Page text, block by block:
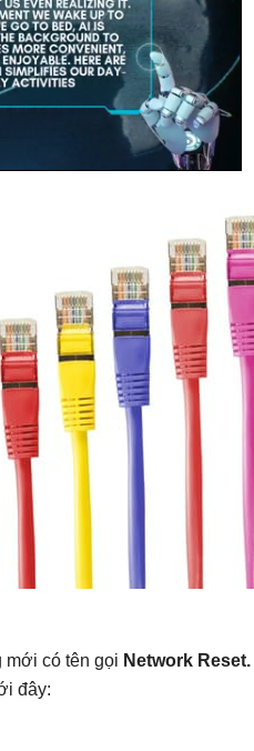
mới có tên gọi Network Reset.
đây: